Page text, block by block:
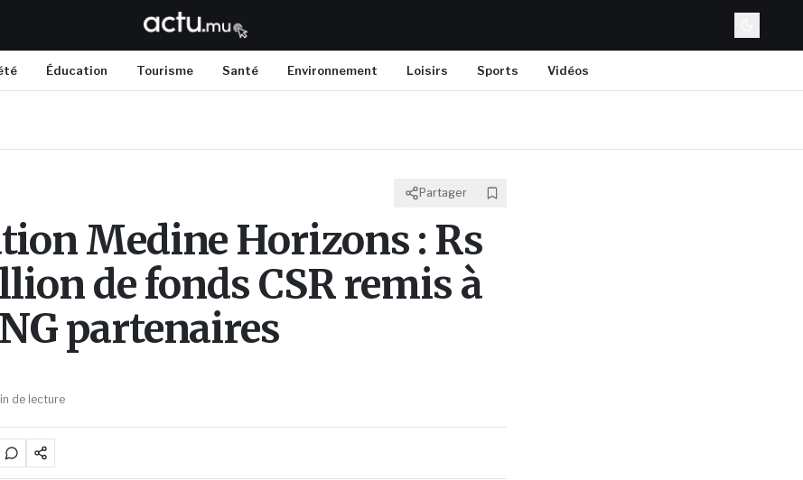
Éducation Tourisme Santé Environnement Loisirs Sports Vidéos
Partager
Medine Horizons : Rs
de fonds CSR remis à
partenaires
de lecture